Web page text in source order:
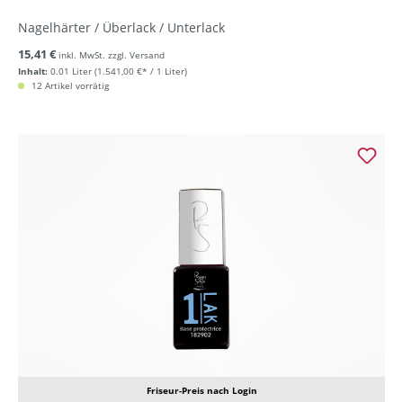
Nagelhärter / Überlack / Unterlack
Inhalt: 0.01 Liter (1.541,00 €* / 1 Liter)
15,41 € inkl. MwSt. zzgl. Versand
12 Artikel vorrätig
Friseur-Preis nach Login